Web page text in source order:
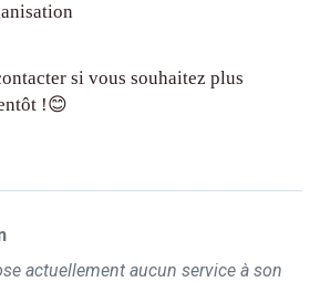
si vous souhaitez plus
!😊
actuellement aucun service à son